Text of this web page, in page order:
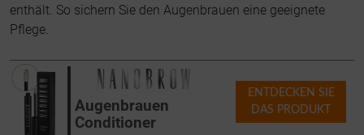
enthält. So sichern Sie den Augenbrauen eine geeignete
Pflege.
Augenbrauen
Conditioner
ENTDECKEN SIE
DAS PRODUKT